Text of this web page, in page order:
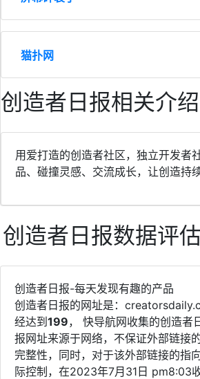
猫扑网
创造者日报相关介绍
用爱打造的创造者社区，独立开发者
品、碰撞灵感、交流成长，让创造持续
创造者日报数据评估
创造者日报-每天发现有趣的产品
创造者日报的网址是：
经达到199， 快导航网收集的创造者
报网址来源于网络，不保证外部链接
完整性，同时，对于该外部链接的指
际控制，在2023年7月31日 pm8:03